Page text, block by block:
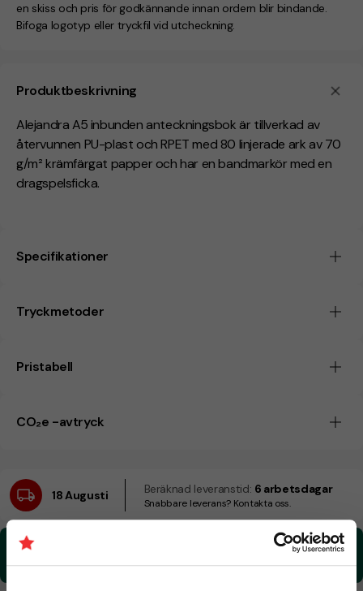
Produktbeskrivning
Alejandra A5 inbunden anteckningsbok är tillverkad av
återvunnen PU-plast och RPET med 80 linjerade ark av 70
g/m² krämfärgat papper och har en bandmarkör med en
dragspelsficka.
Specifikationer
Tryckmetoder
Pristabell
CO₂e -avtryck
en skiss och pris för godkännande innan ordern blir bindande.
Bifoga logotyp eller tryckfil vid utcheckning.
18 Augusti Beräknad leveranstid: 6 arbetsdagar
Snabbare leverans? Kontakta oss.
0,621823214931152 kg CO₂e / per styck